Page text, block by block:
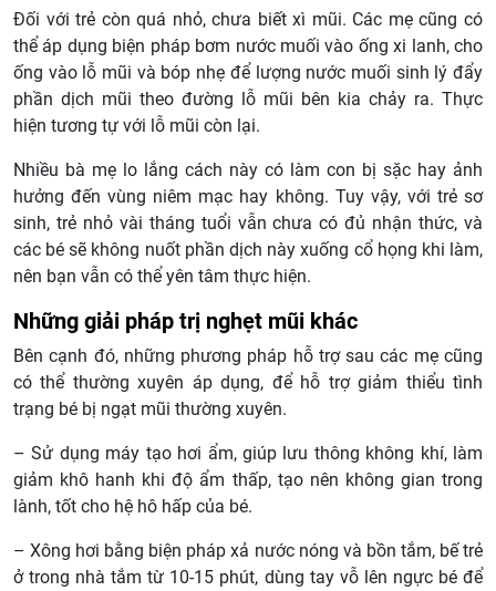
Đối với trẻ còn quá nhỏ, chưa biết xì mũi. Các mẹ cũng có
thể áp dụng biện pháp bơm nước muối vào ống xi lanh, cho
ống vào lỗ mũi và bóp nhẹ để lượng nước muối sinh lý đẩy
phần dịch mũi theo đường lỗ mũi bên kia chảy ra. Thực
hiện tương tự với lỗ mũi còn lại.
Nhiều bà mẹ lo lắng cách này có làm con bị sặc hay ảnh
hưởng đến vùng niêm mạc hay không. Tuy vậy, với trẻ sơ
sinh, trẻ nhỏ vài tháng tuổi vẫn chưa có đủ nhận thức, và
các bé sẽ không nuốt phần dịch này xuống cổ họng khi làm,
nên bạn vẫn có thể yên tâm thực hiện.
Những giải pháp trị nghẹt mũi khác
Bên cạnh đó, những phương pháp hỗ trợ sau các mẹ cũng
có thể thường xuyên áp dụng, để hỗ trợ giảm thiểu tình
trạng bé bị ngạt mũi thường xuyên.
– Sử dụng máy tạo hơi ẩm, giúp lưu thông không khí, làm
giảm khô hanh khi độ ẩm thấp, tạo nên không gian trong
lành, tốt cho hệ hô hấp của bé.
– Xông hơi bằng biện pháp xả nước nóng và bồn tắm, bế trẻ
ở trong nhà tắm từ 10-15 phút, dùng tay vỗ lên ngực bé để